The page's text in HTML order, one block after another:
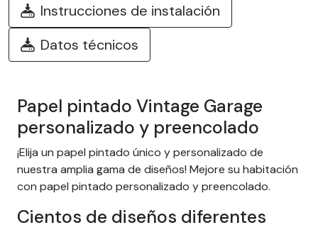
Instrucciones de instalación
Datos técnicos
Papel pintado Vintage Garage
personalizado y preencolado
¡Elija un papel pintado único y personalizado de
nuestra amplia gama de diseños! Mejore su habitación
con papel pintado personalizado y preencolado.
Cientos de diseños diferentes